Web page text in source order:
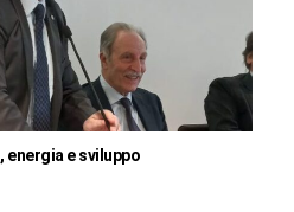
energia e sviluppo